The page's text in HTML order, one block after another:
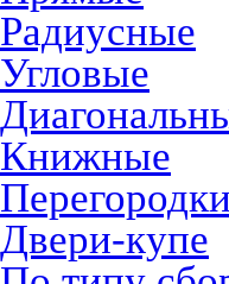
Радиусные
Угловые
Книжные
Перегородки
Двери-купе